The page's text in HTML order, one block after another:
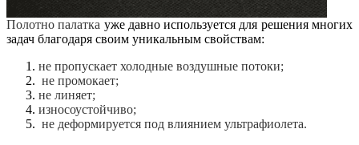
Полотно палатка уже давно используется для решения многих
задач благодаря своим уникальным свойствам:
не пропускает холодные воздушные потоки;
не промокает;
не линяет;
износоустойчиво;
не деформируется под влиянием ультрафиолета.